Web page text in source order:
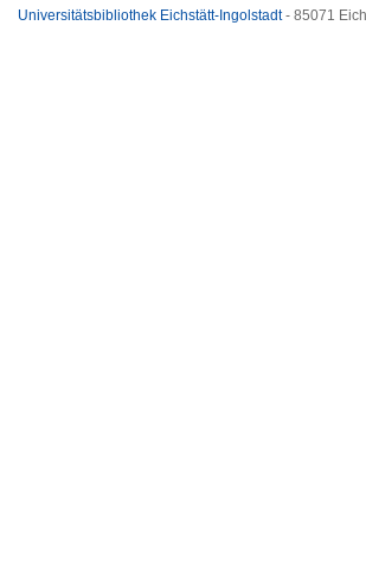
Universitätsbibliothek Eichstätt-Ingolstadt- 85071